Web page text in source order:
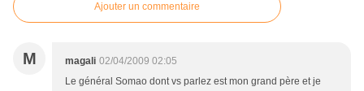
Ajouter un commentaire
M magali 02/04/2009 02:05
Le général Somao dont vs parlez est mon grand père et je